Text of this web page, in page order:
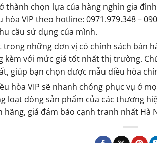
thành chọn lựa của hàng nghìn gia
VIP theo hotline: 0971.979.348 –
cầu sử dụng của mình.
những đơn vị có chính sách bán
kèm với mức giá tốt nhất thị trường.
giúp bạn chọn được mẫu điều hòa
hòa VIP sẽ nhanh chóng phục vụ ở
loạt dòng sản phẩm của các thương
hãng, giá đảm bảo cạnh tranh nhất Hà